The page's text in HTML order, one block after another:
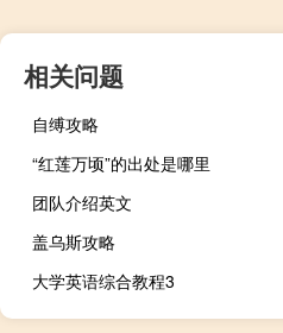
相关问题
自缚攻略
“红莲万顷”的出处是哪里
团队介绍英文
盖乌斯攻略
大学英语综合教程3